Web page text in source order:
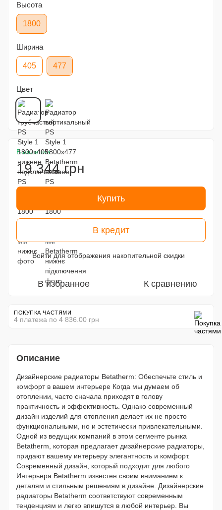
Высота
1800
Ширина
405 477
Цвет
В наличии
19 344 грн
Купить
В кредит
% Войтидля отображения накопительной скидки
В избранное К сравнению
ПОКУПКА ЧАСТЯМИ
4 платежа по 4 836.00 грн
Описание
Дизайнерские радиаторы Betatherm: Обеспечьте стиль и
комфорт в вашем интерьере Когда мы думаем об
отоплении, часто сначала приходят в голову
практичность и эффективность. Однако современный
дизайн изделий для отопления делает их не просто
функциональными, но и эстетически привлекательными.
Одной из ведущих компаний в этом сегменте рынка
Betatherm, которая предлагает дизайнерские радиаторы,
придают вашему интерьеру элегантность и комфорт.
Современный дизайн, который подходит для любого
Интерьера Betatherm известен своим вниманием к
деталям и стильным решениям в дизайне. Дизайнерские
радиаторы Betatherm соответствуют современным
тенденциям и легко впишутся в любой интерьер. Вы